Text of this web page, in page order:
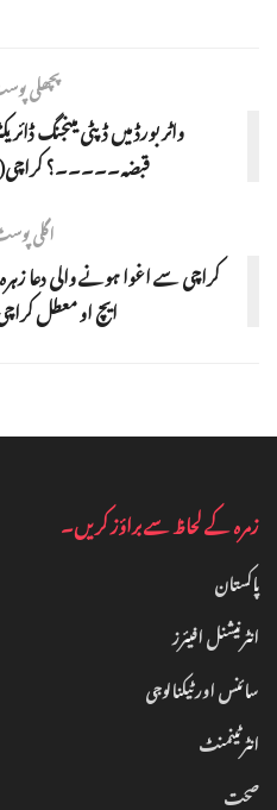
پچھلی
قبضہ۔۔۔۔۔؟
اگلی
کراچی سے اغوا ہونے والی دعا
ایچ او معطل
زمرہ کے لحاظ سے براؤز کریں۔
پاکستان
انٹرنیشنل افیئرز
سائنس اور ٹیکنالوجی
انٹرٹینمنٹ‎
صحت